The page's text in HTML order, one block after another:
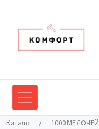
Каталог / 1000 МЕЛОЧЕЙ